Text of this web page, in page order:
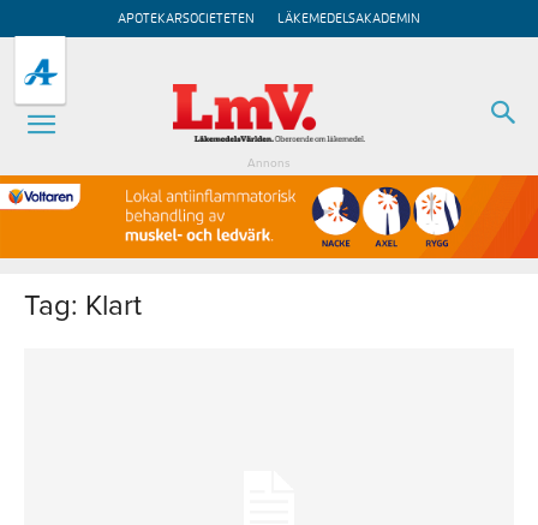
APOTEKARSOCIETETEN LÄKEMEDELSAKADEMIN
Annons
Tag: Klart